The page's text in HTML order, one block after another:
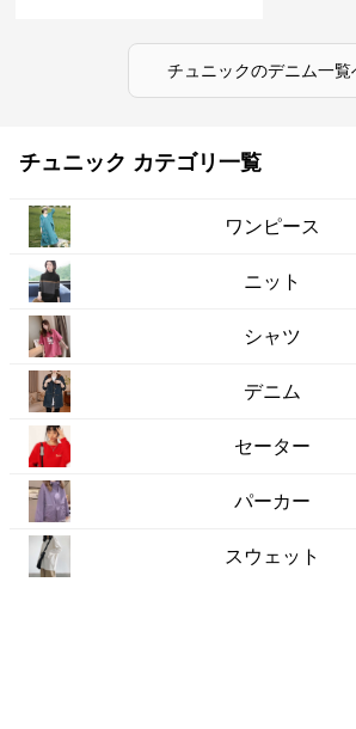
チュニックのデニム一覧
チュニック カテゴリ一覧
ワンピース
ニット
シャツ
デニム
セーター
パーカー
スウェット